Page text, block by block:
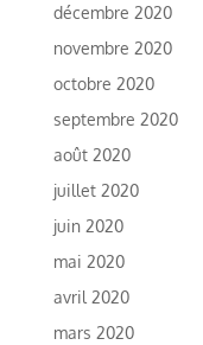
décembre 2020
novembre 2020
octobre 2020
septembre 2020
août 2020
juillet 2020
juin 2020
mai 2020
avril 2020
mars 2020